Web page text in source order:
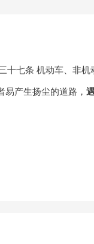
十七条 机动车、非
易产生扬尘的道路，